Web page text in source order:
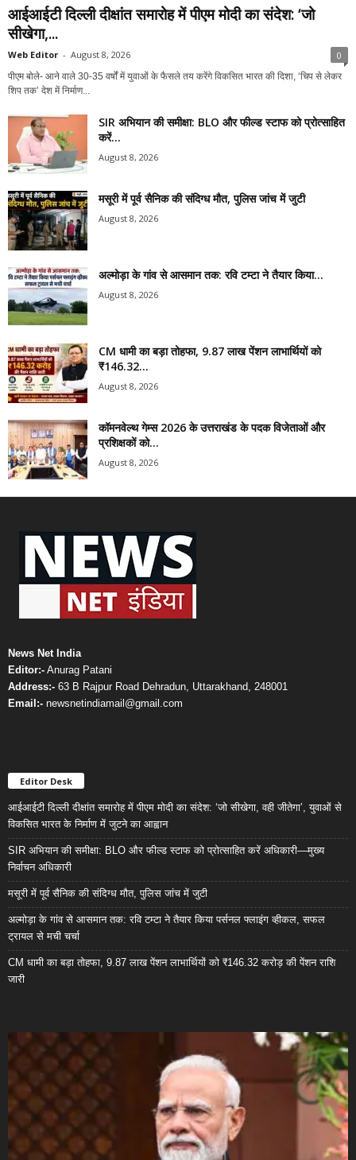
आईआईटी दिल्ली दीक्षांत समारोह में पीएम मोदी का संदेश: ‘जो
सीखेगा,...
Web Editor - August 8, 2026 0
पीएम बोले- आने वाले 30-35 वर्षों में युवाओं के फैसले तय करेंगे विकसित भारत की दिशा, ‘चिप से लेकर
शिप तक’ देश में निर्माण...
SIR अभियान की समीक्षा: BLO और फील्ड स्टाफ को प्रोत्साहित
करें...
August 8, 2026
मसूरी में पूर्व सैनिक की संदिग्ध मौत, पुलिस जांच में जुटी
August 8, 2026
अल्मोड़ा के गांव से आसमान तक: रवि टम्टा ने तैयार किया...
August 8, 2026
CM धामी का बड़ा तोहफा, 9.87 लाख पेंशन लाभार्थियों को
₹146.32...
August 8, 2026
कॉमनवेल्थ गेम्स 2026 के उत्तराखंड के पदक विजेताओं और
प्रशिक्षकों को...
August 8, 2026
News Net India
Editor:- Anurag Patani
Address:- 63 B Rajpur Road Dehradun, Uttarakhand, 248001
Email:- newsnetindiamail@gmail.com
Editor Desk
आईआईटी दिल्ली दीक्षांत समारोह में पीएम मोदी का संदेश: ‘जो सीखेगा, वही जीतेगा’, युवाओं से
विकसित भारत के निर्माण में जुटने का आह्वान
SIR अभियान की समीक्षा: BLO और फील्ड स्टाफ को प्रोत्साहित करें अधिकारी—मुख्य
निर्वाचन अधिकारी
मसूरी में पूर्व सैनिक की संदिग्ध मौत, पुलिस जांच में जुटी
अल्मोड़ा के गांव से आसमान तक: रवि टम्टा ने तैयार किया पर्सनल फ्लाइंग व्हीकल, सफल
ट्रायल से मची चर्चा
CM धामी का बड़ा तोहफा, 9.87 लाख पेंशन लाभार्थियों को ₹146.32 करोड़ की पेंशन राशि
जारी